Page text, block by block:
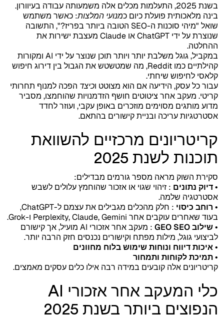
בשנת 2025, התעלמות מכלים אלה משמעותה עבודה בעיוורון.
בינה מלאכותית פועלת כיום כמנועי המלצות: כאשר משתמש
שואל "מיהי סוכנות ה-SEO הטובה ביותר בפריז?", התשובה
שנוצרת על ידי ChatGPT או Claude מעצבת ישירות את
ההחלטה.
במקביל, גוגל משלבת יותר ויותר תוכן שנוצר על ידי AI ומקורות
קהילתיים כמו Reddit, מה שמטשטש את הגבול בין דירוג חיפוש
קלאסי לחיפוש שיחתי.
עבור כל עסק, הידיעה אם הוא מצוטט וכיצד הפכה למנוף תחרותי
קריטי. מעקב אחר ציטוטים חושף הזדמנויות שהוחמצו, מסביר
מדוע מותגים מסוימים מוזכרים באופן עקבי, ועוזר לחדד
אסטרטגיות עריכה ובניית קישורים בהתאם.
קריטריונים מרכזיים להשוואת
תוכנות לשנת 2025
סקירת השוק מראה מספר גורמים מבדילים:
• דיוק נתונים : זיהוי שגוי או אזכור שהוחמץ עלולים לשבש
אסטרטגיה שלמה.
• רוחב כיסוי
: חלק מהכלים מגבילים את עצמם ל-ChatGPT,
בעוד שאחרים עוקבים אחר Perplexity, Claude, Gemini ו-Grok.
• שילוב GEO SEO
: מעקב אחר אזכורי AI מועיל, אך קישורם
לביצועי גוגל, מילות מפתח וקישורים נכנסים חזק הרבה יותר.
• איכות דיווח ונוחות שימוש בלוח מחוונים
• תמיכת לקוחות ותמחור
קריטריונים אלה קובעים במידה רבה אילו כלים עסקים מאמצים.
כלי המעקב אחר אזכורי AI
הנפוצים ביותר בשנת 2025